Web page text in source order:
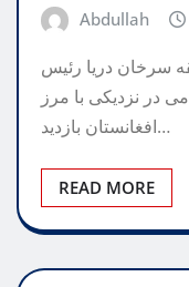
Abdullah
سرخان دریا رئیس
در نزدیکی با مرز
افغانستان بازدید…
READ MORE